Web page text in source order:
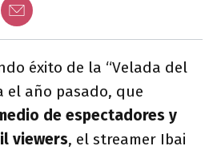
éxito de la “Velada del
el año pasado, que
de espectadores y
viewers, el streamer Ibai